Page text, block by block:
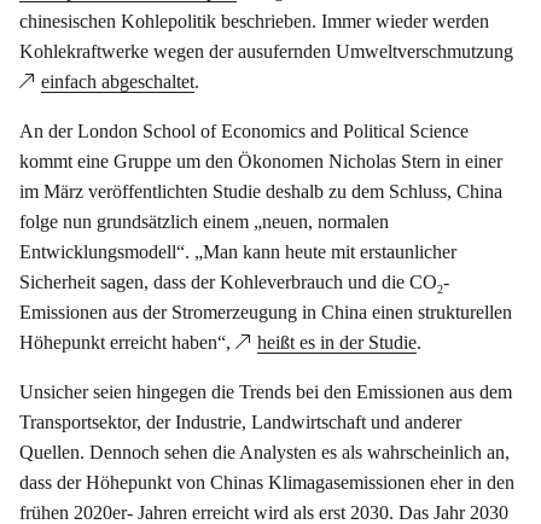
chinesischen Kohlepolitik beschrieben. Immer wieder werden
Kohlekraftwerke wegen der ausufernden Umweltverschmutzung
einfach abgeschaltet.
An der London School of Economics and Political Science
kommt eine Gruppe um den Ökonomen Nicholas Stern in einer
im März veröffentlichten Studie deshalb zu dem Schluss, China
folge nun grundsätzlich einem „neuen, normalen
Entwicklungsmodell“. „Man kann heute mit erstaunlicher
Sicherheit sagen, dass der Kohleverbrauch und die CO2-
Emissionen aus der Stromerzeugung in China einen strukturellen
Höhepunkt erreicht haben“,
heißt es in der Studie.
Unsicher seien hingegen die Trends bei den Emissionen aus dem
Transportsektor, der Industrie, Landwirtschaft und anderer
Quellen. Dennoch sehen die Analysten es als wahrscheinlich an,
dass der Höhepunkt von Chinas Klimagasemissionen eher in den
frühen 2020er- Jahren erreicht wird als erst 2030. Das Jahr 2030